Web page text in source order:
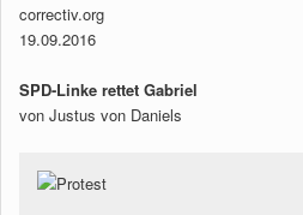
correctiv.org
19.09.2016
SPD-Linke rettet Gabriel
von Justus von Daniels